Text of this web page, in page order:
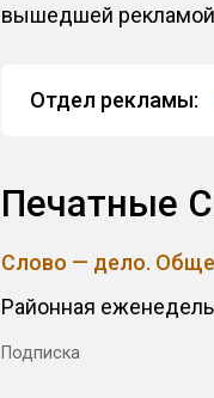
вышедшей
Отдел рекламы:
Печатные
Слово — дело.
Районная
Подписка